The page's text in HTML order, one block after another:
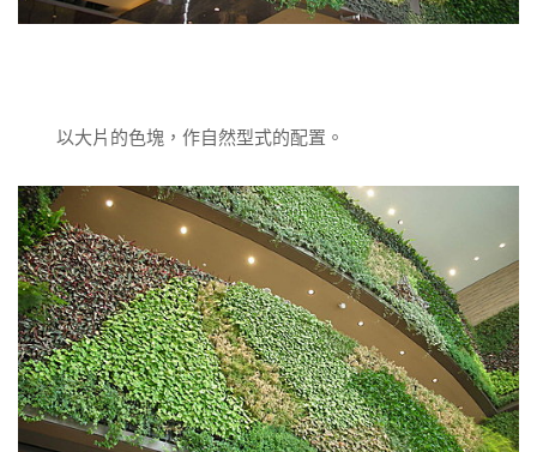
以大片的色塊，作自然型式的配置。